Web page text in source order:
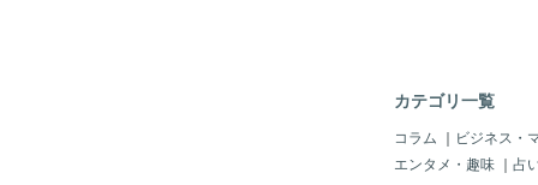
カテゴリ一覧
コラム ｜ ビジネス・
エンタメ・趣味 ｜ 占